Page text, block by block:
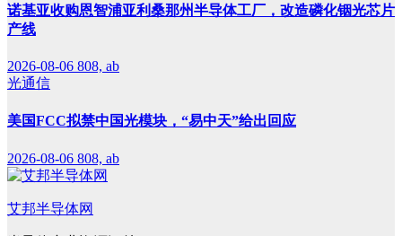
诺基亚收购恩智浦亚利桑那州半导体工厂，改造磷化铟光芯片
产线
2026-08-06 808, ab
光通信
美国FCC拟禁中国光模块，“易中天”给出回应
2026-08-06 808, ab
艾邦半导体网